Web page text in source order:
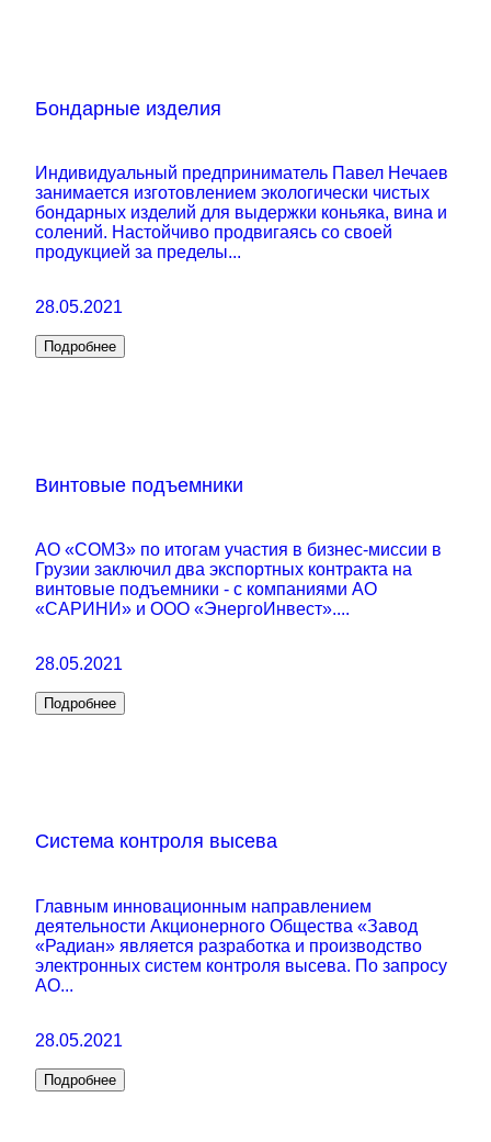
Бондарные изделия
Индивидуальный предприниматель Павел Нечаев
занимается изготовлением экологически чистых
бондарных изделий для выдержки коньяка, вина и
солений. Настойчиво продвигаясь со своей
продукцией за пределы...
28.05.2021
Подробнее
Винтовые подъемники
АО «СОМЗ» по итогам участия в бизнес-миссии в
Грузии заключил два экспортных контракта на
винтовые подъемники - с компаниями АО
«САРИНИ» и ООО «ЭнергоИнвест»....
28.05.2021
Подробнее
Система контроля высева
Главным инновационным направлением
деятельности Акционерного Общества «Завод
«Радиан» является разработка и производство
электронных систем контроля высева. По запросу
АО...
28.05.2021
Подробнее